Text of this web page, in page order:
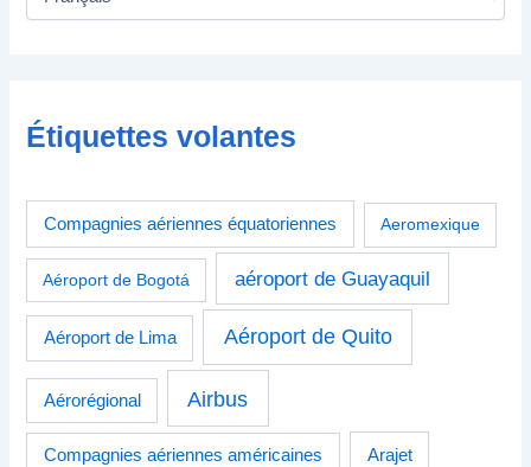
Étiquettes volantes
Compagnies aériennes équatoriennes Aeromexique
Aéroport de Bogotá aéroport de Guayaquil
Aéroport de Lima Aéroport de Quito
Aérorégional Airbus
Compagnies aériennes américaines Arajet